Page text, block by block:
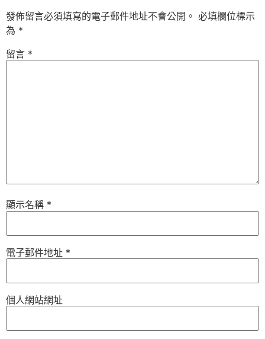
發佈留言必須填寫的電子郵件地址不會公開。 必填欄位標示
為 *
留言 *
顯示名稱 *
電子郵件地址 *
個人網站網址